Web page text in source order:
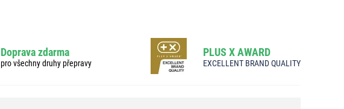
Doprava zdarma
pro všechny druhy přepravy
PLUS X AWARD
EXCELLENT BRAND QUALITY